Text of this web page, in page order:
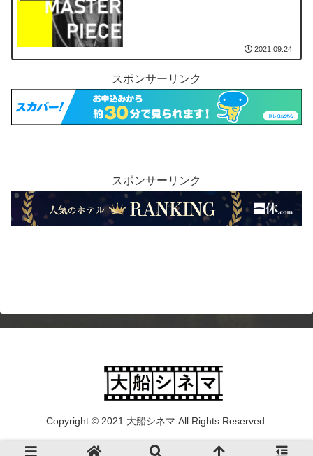
2021.09.24
スポンサーリンク
スポンサーリンク
Copyright © 2021 大船シネマ All Rights Reserved.